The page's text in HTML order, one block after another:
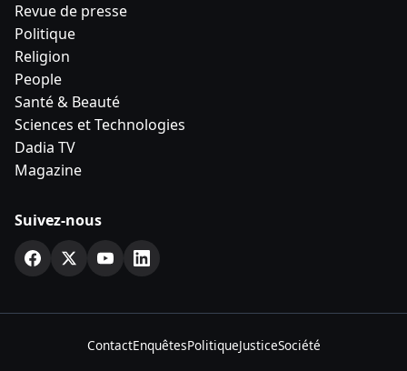
Revue de presse
Politique
Religion
People
Santé & Beauté
Sciences et Technologies
Dadia TV
Magazine
Suivez-nous
ContactEnquêtesPolitiqueJusticeSociété